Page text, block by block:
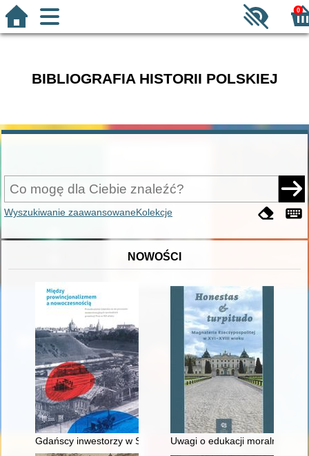
0
BIBLIOGRAFIA HISTORII POLSKIEJ
Wyszukiwanie zaawansowaneKolekcje
NOWOŚCI
Gdańscy inwestorzy w Sopocie : prestiż finansowy i
Uwagi o edukacji moralnej